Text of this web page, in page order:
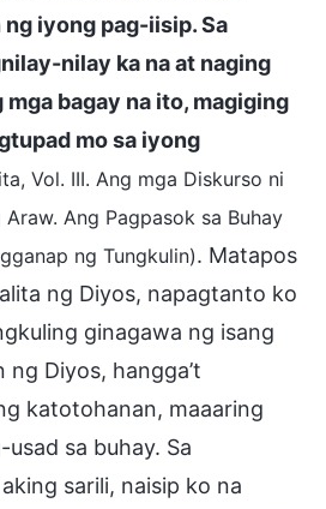
ng iyong pag-iisip. Sa
nilay ka na at naging
mga bagay na ito, magiging
mo sa iyong
Vol. III. Ang mga Diskurso ni
Ang Pagpasok sa Buhay
ng Tungkulin). Matapos
ng Diyos, napagtanto ko
ginagawa ng isang
Diyos, hangga’t
katotohanan, maaaring
sa buhay. Sa
sarili, naisip ko na